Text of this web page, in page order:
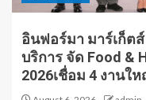
อินฟอร์มา มาร์เก็ต
บริการ จัด Food &
2026เชื่อม 4 งานใ